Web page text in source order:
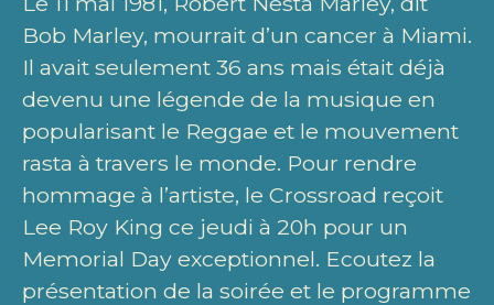
Bob Marley, mourrait d’un cancer à Miami.
Il avait seulement 36 ans mais était déjà
devenu une légende de la musique en
popularisant le Reggae et le mouvement
rasta à travers le monde. Pour rendre
hommage à l’artiste, le Crossroad reçoit
Lee Roy King ce jeudi à 20h pour un
Memorial Day exceptionnel. Ecoutez la
présentation de la soirée et le programme